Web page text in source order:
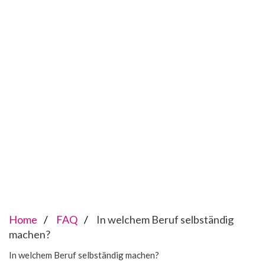
Home FAQ
In welchem Beruf selbständig
machen?
In welchem Beruf selbständig machen?